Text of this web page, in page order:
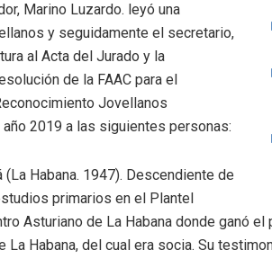
Marino Luzardo. leyó una
y seguidamente el secretario,
al Acta del Jurado y la
de la FAAC para el
Jovellanos
2019 a las siguientes personas:
(La Habana. 1947). Descendiente de
primarios en el Plantel
Asturiano de La Habana donde ganó el
La Habana, del cual era socia. Su